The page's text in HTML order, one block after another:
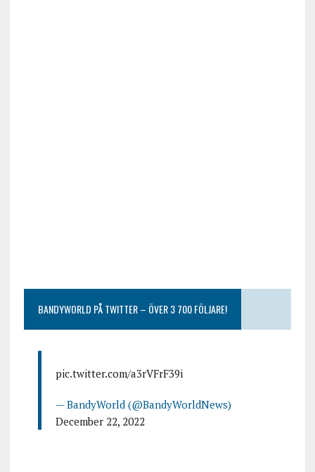
BANDYWORLD PÅ TWITTER – ÖVER 3 700 FÖLJARE!
pic.twitter.com/a3rVFrF39i
— BandyWorld (@BandyWorldNews)
December 22, 2022